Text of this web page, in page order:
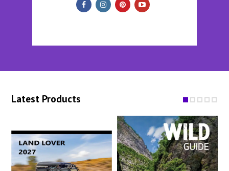
Latest Products